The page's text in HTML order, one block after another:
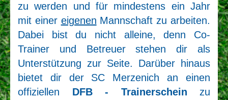
zu werden und für mindestens ein Jahr
mit einer eigenen Mannschaft zu arbeiten.
Dabei bist du nicht alleine, denn Co-
Trainer und Betreuer stehen dir als
Unterstützung zur Seite. Darüber hinaus
bietet dir der SC Merzenich an einen
offiziellen DFB - Trainerschein zu